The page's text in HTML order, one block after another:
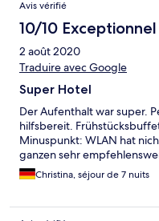
Avis vérifié
10/10 Exceptionnel
2 août 2020
Traduire avec Google
Super Hotel
Der Aufenthalt war super.
hilfsbereit.
Minuspunkt: WLAN hat
ganzen sehr
Christina, séjour de 7 nuits